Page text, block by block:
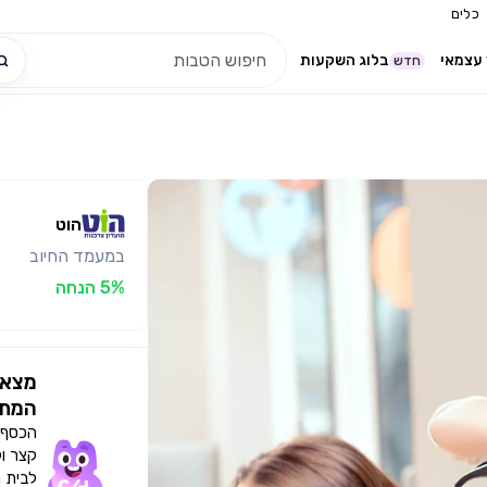
כלים
בלוג השקעות חדש
הוט
במעמד החיוב
5% הנחה
הכסף
קצר